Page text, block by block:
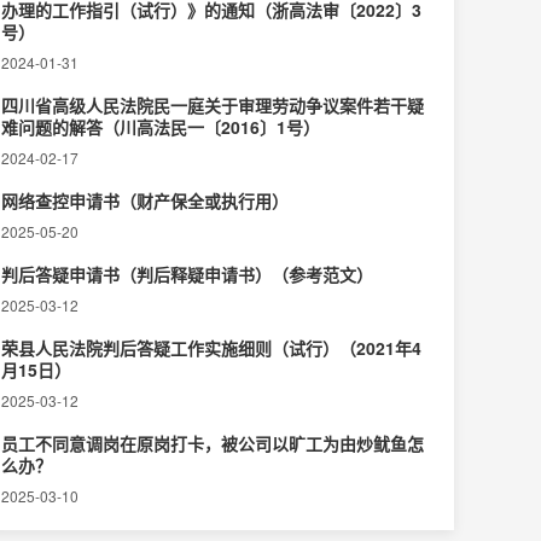
办理的工作指引（试行）》的通知（浙高法审〔2022〕3
号）
2024-01-31
四川省高级人民法院民一庭关于审理劳动争议案件若干疑
难问题的解答（川高法民一〔2016〕1号）
2024-02-17
网络查控申请书（财产保全或执行用）
2025-05-20
判后答疑申请书（判后释疑申请书）（参考范文）
2025-03-12
荣县人民法院判后答疑工作实施细则（试行）（2021年4
月15日）
2025-03-12
员工不同意调岗在原岗打卡，被公司以旷工为由炒鱿鱼怎
么办？
2025-03-10